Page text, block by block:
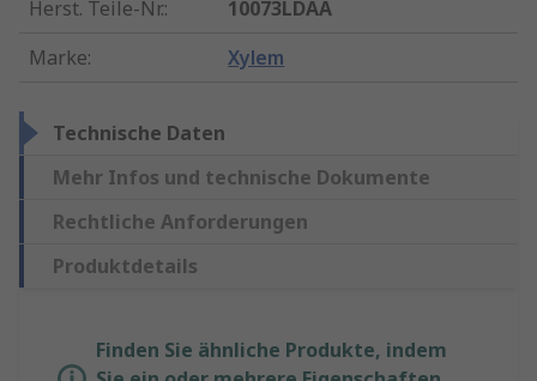
Herst. Teile-Nr.:
10073LDAA
Marke: Xylem
Technische Daten
Mehr Infos und technische Dokumente
Rechtliche Anforderungen
Produktdetails
Finden Sie ähnliche Produkte, indem